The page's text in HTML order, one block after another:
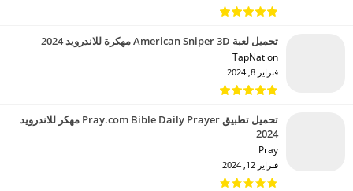
تحميل لعبة American Sniper 3D مهكرة للاندرويد 2024
TapNation‏
فبراير 8, 2024
تحميل تطبيق Pray.com Bible Daily Prayer مهكر للاندرويد
2024
Pray‏
فبراير 12, 2024